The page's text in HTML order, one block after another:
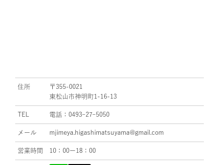
住所
〒355-0021
東松山市神明町1-16-13
TEL 電話：0493ｰ27ｰ5050
メール mjimeya.higashimatsuyama@gmail.com
営業時間 10：00ー18：00